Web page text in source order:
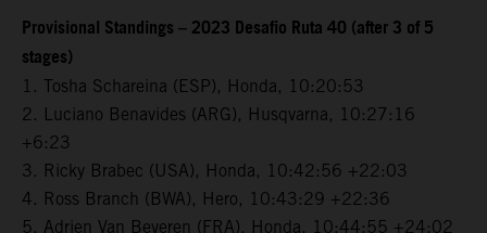
Provisional Standings – 2023 Desafio Ruta 40 (after 3 of 5
stages)
1. Tosha Schareina (ESP), Honda, 10:20:53
2. Luciano Benavides (ARG), Husqvarna, 10:27:16
+6:23
3. Ricky Brabec (USA), Honda, 10:42:56 +22:03
4. Ross Branch (BWA), Hero, 10:43:29 +22:36
5. Adrien Van Beveren (FRA), Honda, 10:44:55 +24:02